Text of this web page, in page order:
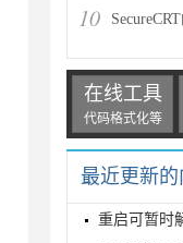
10 SecureCRT
在线工具
代码格式化等
最近更新的